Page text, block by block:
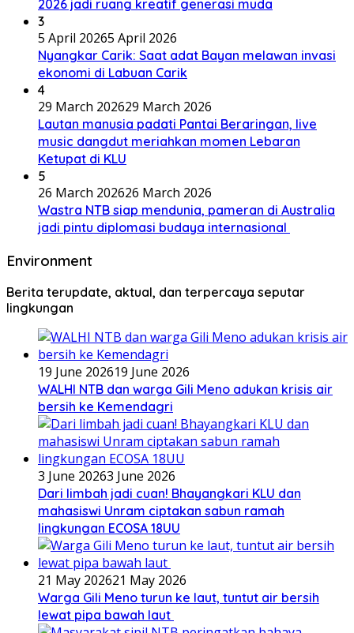
2026 jadi ruang kreatif generasi muda
3
5 April 20265 April 2026
Nyangkar Carik: Saat adat Bayan melawan invasi
ekonomi di Labuan Carik
4
29 March 202629 March 2026
Lautan manusia padati Pantai Beraringan, live
music dangdut meriahkan momen Lebaran
Ketupat di KLU
5
26 March 202626 March 2026
Wastra NTB siap mendunia, pameran di Australia
jadi pintu diplomasi budaya internasional
Environment
Berita terupdate, aktual, dan terpercaya seputar
lingkungan
19 June 202619 June 2026
WALHI NTB dan warga Gili Meno adukan krisis air
bersih ke Kemendagri
3 June 20263 June 2026
Dari limbah jadi cuan! Bhayangkari KLU dan
mahasiswi Unram ciptakan sabun ramah
lingkungan ECOSA 18UU
21 May 202621 May 2026
Warga Gili Meno turun ke laut, tuntut air bersih
lewat pipa bawah laut